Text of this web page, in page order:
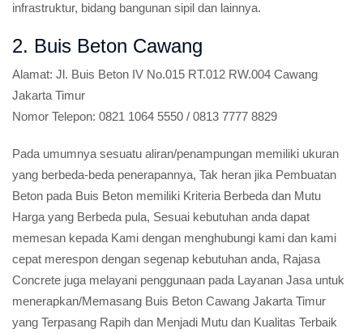
infrastruktur, bidang bangunan sipil dan lainnya.
2. Buis Beton Cawang
Alamat: Jl. Buis Beton IV No.015 RT.012 RW.004 Cawang
Jakarta Timur
Nomor Telepon: 0821 1064 5550 / 0813 7777 8829
Pada umumnya sesuatu aliran/penampungan memiliki ukuran
yang berbeda-beda penerapannya, Tak heran jika Pembuatan
Beton pada Buis Beton memiliki Kriteria Berbeda dan Mutu
Harga yang Berbeda pula, Sesuai kebutuhan anda dapat
memesan kepada Kami dengan menghubungi kami dan kami
cepat merespon dengan segenap kebutuhan anda, Rajasa
Concrete juga melayani penggunaan pada Layanan Jasa untuk
menerapkan/Memasang Buis Beton Cawang Jakarta Timur
yang Terpasang Rapih dan Menjadi Mutu dan Kualitas Terbaik